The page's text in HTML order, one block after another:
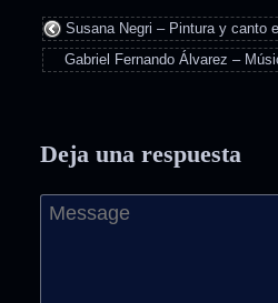
Susana Negri – Pintura y canto
Gabriel Fernando Álvarez –
Deja una respuesta